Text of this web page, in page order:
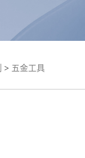
> 五金工具